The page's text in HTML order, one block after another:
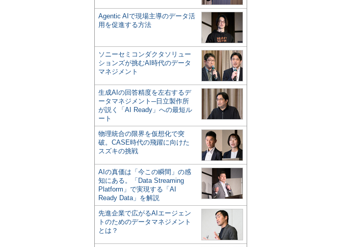
Agentic AIで現場主導のデータ活
用を促進する方法
ソニーセミコンダクタソリュー
ションズが挑むAI時代のデータ
マネジメント
生成AIの回答精度を左右するデ
ータマネジメント─日立製作所
が説く「AI Ready」への最短ル
ート
物理統合の限界を仮想化で突
破。CASE時代の飛躍に向けた
スズキの挑戦
AIの真価は「今この瞬間」の感
知にある。「Data Streaming
Platform」で実現する「AI
Ready Data」を解説
先進企業で広がるAIエージェン
トのためのデータマネジメント
とは？